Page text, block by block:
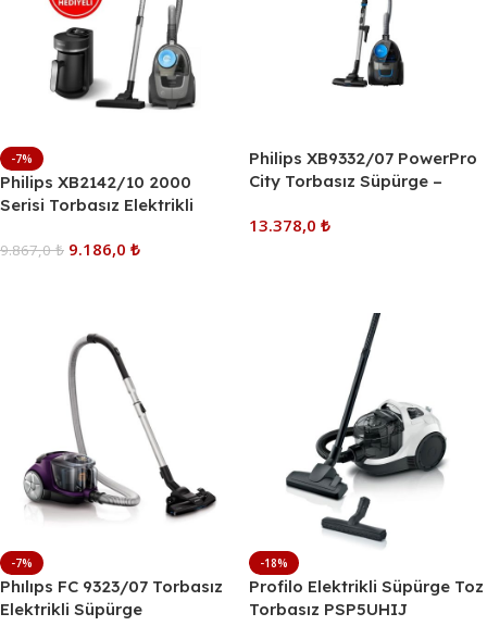
-7%
Philips XB2142/10 2000
Serisi Torbasız Elektrikli
Teknolojili, Çok Amaçlı Başlık
9.867,0₺ 9.186,0 ₺
Philips XB9332/07 PowerPro
City Torbasız Süpürge –
TriActive Başlıklı Elektrikli
13.378,0 ₺
-7%
Phılıps FC 9323/07 Torbasız
Elektrikli Süpürge
-18%
Profilo Elektrikli Süpürge Toz
Torbasız PSP5UHIJ